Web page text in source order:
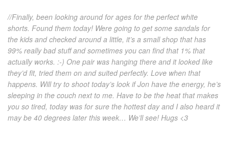
//Finally, been looking around for ages for the perfect white
shorts. Found them today! Were going to get some sandals for
the kids and checked around a little, it’s a small shop that has
99% really bad stuff and sometimes you can find that 1% that
actually works. :-) One pair was hanging there and it looked like
they’d fit, tried them on and suited perfectly. Love when that
happens. Will try to shoot today’s look if Jon have the energy, he’s
sleeping in the couch next to me. Have to be the heat that makes
you so tired, today was for sure the hottest day and I also heard it
may be 40 degrees later this week… We’ll see! Hugs <3